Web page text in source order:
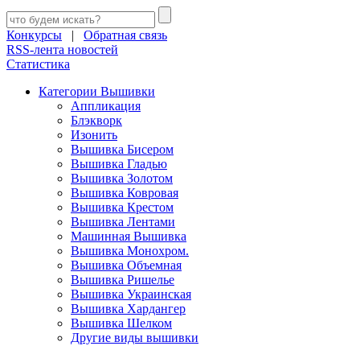
Конкурсы | Обратная связь
RSS-лента новостей
Статистика
Категории Вышивки
Аппликация
Блэкворк
Изонить
Вышивка Бисером
Вышивка Гладью
Вышивка Золотом
Вышивка Ковровая
Вышивка Крестом
Вышивка Лентами
Машинная Вышивка
Вышивка Монохром.
Вышивка Объемная
Вышивка Ришелье
Вышивка Украинская
Вышивка Хардангер
Вышивка Шелком
Другие виды вышивки